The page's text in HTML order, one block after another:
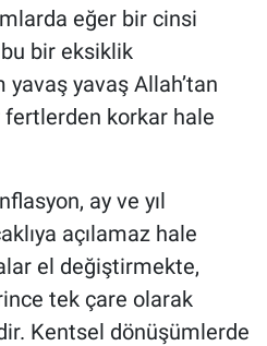
eğer bir cinsi
bir eksiklik
yavaş yavaş Allah’tan
korkar hale
ay ve yıl
açılamaz hale
el değiştirmekte,
tek çare olarak
Kentsel dönüşümlerde